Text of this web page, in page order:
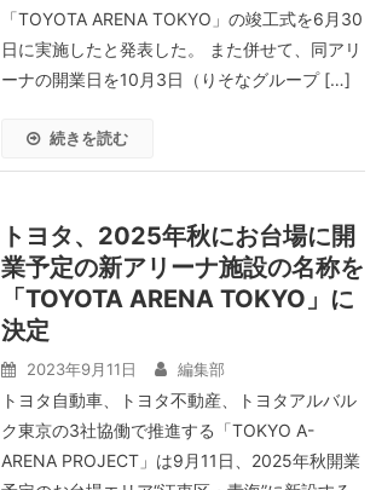
「TOYOTA ARENA TOKYO」の竣工式を6月30
日に実施したと発表した。 また併せて、同アリ
ーナの開業日を10月3日（りそなグループ […]
続きを読む
トヨタ、2025年秋にお台場に開
業予定の新アリーナ施設の名称を
「TOYOTA ARENA TOKYO」に
決定
2023年9月11日 編集部
トヨタ自動車、トヨタ不動産、トヨタアルバル
ク東京の3社協働で推進する「TOKYO A-
ARENA PROJECT」は9月11日、2025年秋開業